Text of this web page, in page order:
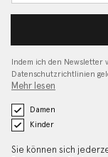
Indem ich den
Datenschutzrichtlinien
Mehr lesen
Damen
Kinder
Sie können sich